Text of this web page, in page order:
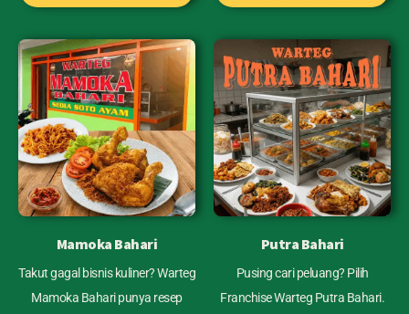
Mamoka Bahari
Takut gagal bisnis kuliner? Warteg
Mamoka Bahari punya resep
Putra Bahari
Pusing cari peluang? Pilih
Franchise Warteg Putra Bahari.